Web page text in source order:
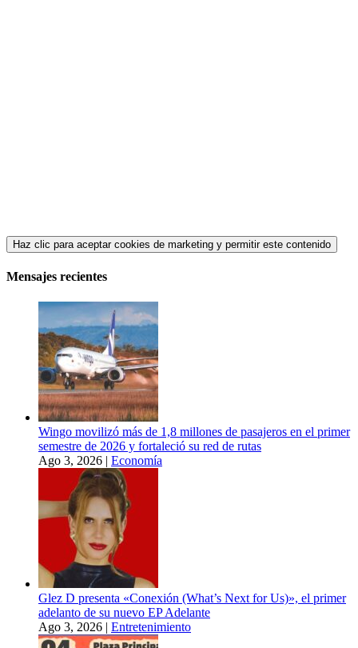
Haz clic para aceptar cookies de marketing y permitir este contenido
Mensajes recientes
Wingo movilizó más de 1,8 millones de pasajeros en el primer
semestre de 2026 y fortaleció su red de rutas
Ago 3, 2026 | Economía
Glez D presenta «Conexión (What’s Next for Us)», el primer
adelanto de su nuevo EP Adelante
Ago 3, 2026 | Entretenimiento